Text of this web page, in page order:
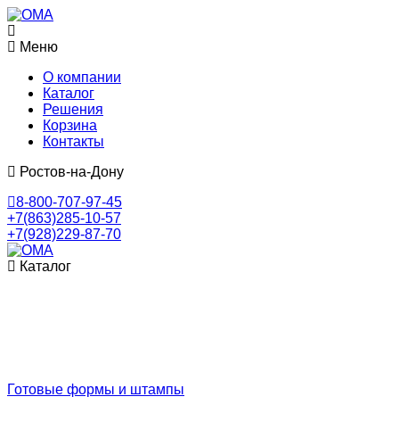
Меню
О компании
Каталог
Решения
Корзина
Контакты
Ростов-на-Дону
8-800-707-97-45
+7(863)285-10-57
+7(928)229-87-70
Каталог
Готовые формы и штампы